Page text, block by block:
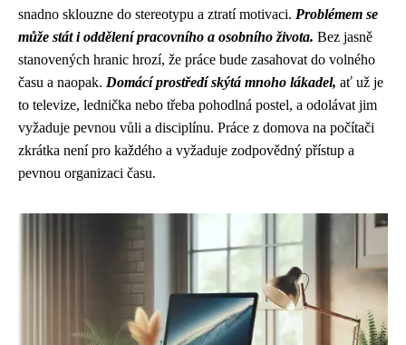
snadno sklouzne do stereotypu a ztratí motivaci. Problémem se
může stát i oddělení pracovního a osobního života. Bez jasně
stanovených hranic hrozí, že práce bude zasahovat do volného
času a naopak. Domácí prostředí skýtá mnoho lákadel, ať už je
to televize, lednička nebo třeba pohodlná postel, a odolávat jim
vyžaduje pevnou vůli a disciplínu. Práce z domova na počítači
zkrátka není pro každého a vyžaduje zodpovědný přístup a
pevnou organizaci času.